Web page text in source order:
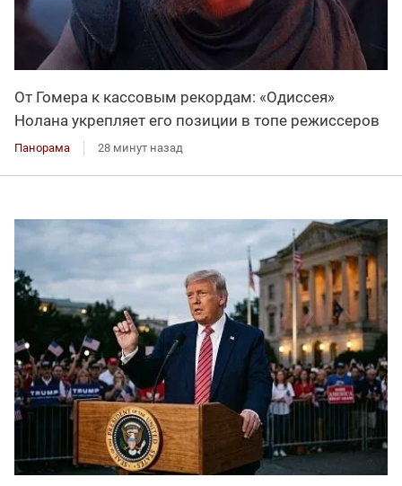
От Гомера к кассовым рекордам: «Одиссея»
Нолана укрепляет его позиции в топе режиссеров
Панорама 28 минут назад